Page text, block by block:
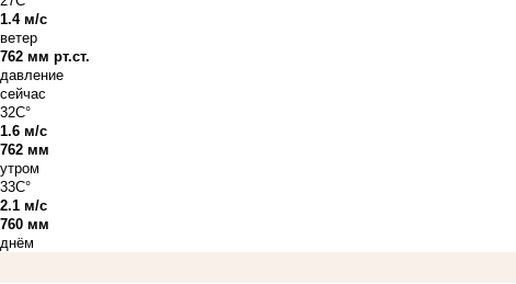
1.4 м/с
ветер
762 мм рт.ст.
давление
сейчас
32C°
1.6 м/с
762 мм
утром
33C°
2.1 м/с
760 мм
днём